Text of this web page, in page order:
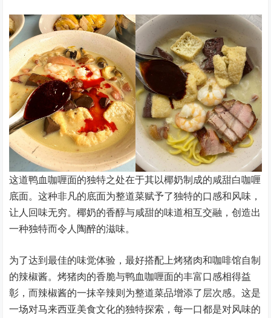
这道鸭血咖喱面的独特之处在于其以椰奶制成的咸甜白咖喱
底面。这种非凡的底面为整道菜赋予了独特的口感和风味，
让人回味无穷。椰奶的香醇与咸甜的味道相互交融，创造出
一种独特而令人陶醉的滋味。
为了达到最佳的味觉体验，最好搭配上烤猪肉和咖啡馆自制
的辣椒酱。烤猪肉的香脆与鸭血咖喱面的丰富口感相得益
彰，而辣椒酱的一抹辛辣则为整道菜品增添了层次感。这是
一场对马来西亚美食文化的独特探索，每一口都是对风味的